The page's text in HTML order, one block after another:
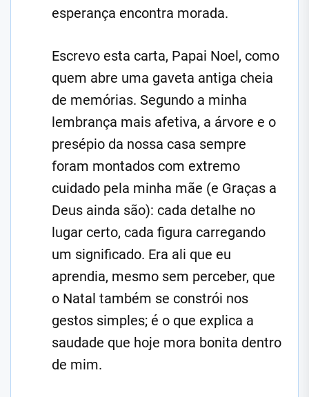
esperança encontra morada.
Escrevo esta carta, Papai Noel, como
quem abre uma gaveta antiga cheia
de memórias. Segundo a minha
lembrança mais afetiva, a árvore e o
presépio da nossa casa sempre
foram montados com extremo
cuidado pela minha mãe (e Graças a
Deus ainda são): cada detalhe no
lugar certo, cada figura carregando
um significado. Era ali que eu
aprendia, mesmo sem perceber, que
o Natal também se constrói nos
gestos simples; é o que explica a
saudade que hoje mora bonita dentro
de mim.